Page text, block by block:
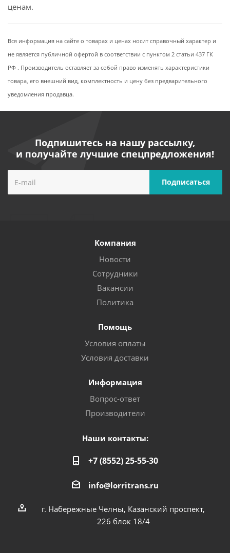
ценам.
Вся информация на сайте о товарах и ценах носит справочный характер и
не является публичной офертой в соответствии с пунктом 2 статьи 437 ГК
РФ . Производитель оставляет за собой право изменять характеристики
товара, его внешний вид, комплектность и цену без предварительного
уведомления продавца.
Подпишитесь на нашу рассылку,
и получайте лучшие спецпредложения!
Компания
Новости
Сотрудники
Вакансии
Политика
Помощь
Условия оплаты
Условия доставки
Информация
Вопрос-ответ
Производители
Наши контакты:
+7 (8552) 25-55-30
info@lorritrans.ru
г. Набережные Челны, Казанский проспект,
226 блок 18/4